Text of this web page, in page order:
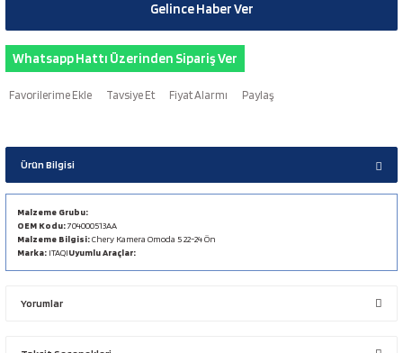
Gelince Haber Ver
Whatsapp Hattı Üzerinden Sipariş Ver
Tavsiye Et Fiyat Alarmı Paylaş
Ürün Bilgisi
Malzeme Grubu:
OEM Kodu:704000513AA
Malzeme Bilgisi:Chery Kamera Omoda 5 22-24 Ön
Marka: ITAQIUyumlu Araçlar:
Yorumlar